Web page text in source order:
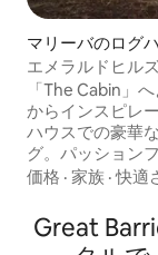
マリーバのログ
エメラルドヒル
「The Cabin」
からインスピレ
ハウスでの豪華
グ。パッション
る75エーカーの
ー、電話の受信
れた屋外シャワ
価格 · 家族 ·快適
Great